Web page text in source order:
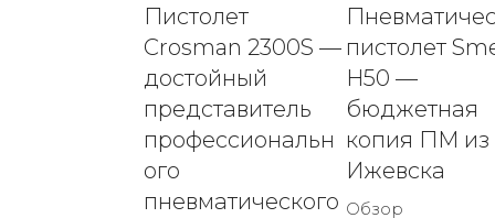
Пистолет
Crosman 2300S —
достойный
представитель
профессиональн
ого
пневматического
пистолет
H50 —
бюджетная
копия ПМ из
Ижевска
Обзор